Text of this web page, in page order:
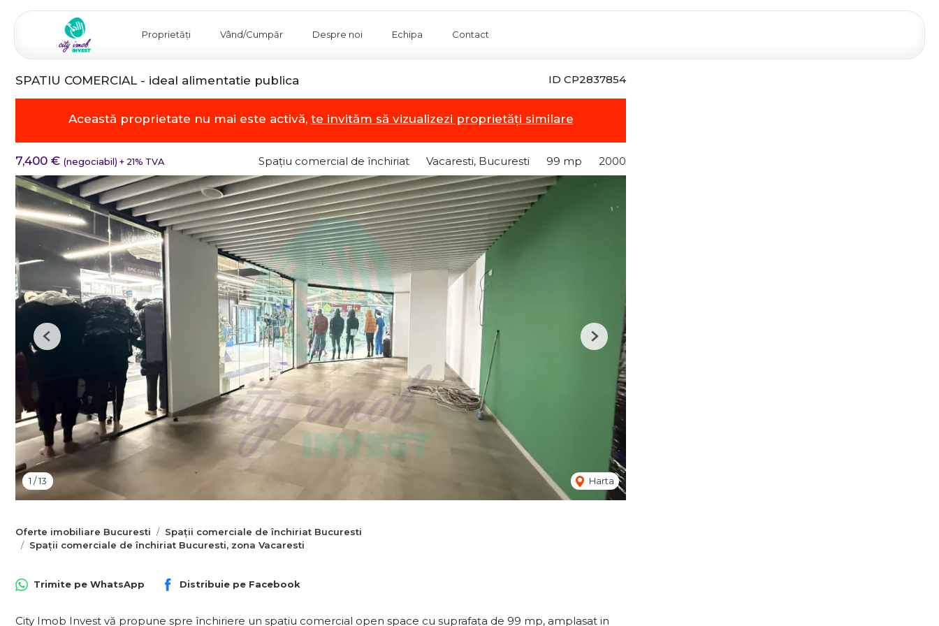
Proprietăți Vând/Cumpăr Despre noi Echipa Contact
ID CP2837854
SPATIU COMERCIAL - ideal alimentatie publica
Această proprietate nu mai este activă, te invităm să vizualizezi proprietăți similare
7,400 € (negociabil) + 21% TVA Spațiu comercial de închiriat Vacaresti, Bucuresti 99 mp 2000
1 /13 Harta
Previous Next
Oferte imobiliare Bucuresti
Spații comerciale de închiriat Bucuresti
Spații comerciale de închiriat Bucuresti, zona Vacaresti
Trimite pe WhatsApp Distribuie pe Facebook
City Imob Invest vă propune spre închiriere un spațiu comercial open space cu suprafața de 99 mp, amplasat in